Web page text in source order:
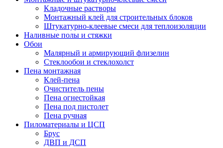
Кладочные растворы
Монтажный клей для строительных блоков
Штукатурно-клеевые смеси для теплоизоляции
Наливные полы и стяжки
Обои
Малярный и армирующий флизелин
Стеклообои и стеклохолст
Пена монтажная
Клей-пена
Очиститель пены
Пена огнестойкая
Пена под пистолет
Пена ручная
Пиломатериалы и ЦСП
Брус
ДВП и ДСП